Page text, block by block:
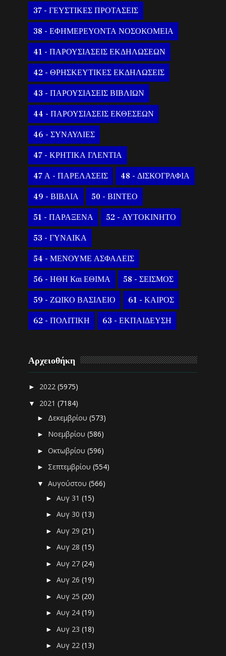
37 - ΓΕΥΣΤΙΚΕΣ ΠΡΟΤΑΣΕΙΣ
38 - ΕΦΗΜΕΡΕΥΟΝΤΑ ΝΟΣΟΚΟΜΕΙΑ
41 - ΠΑΡΟΥΣΙΑΣΕΙΣ ΕΚΔΗΛΩΣΕΩΝ
42 - ΘΡΗΣΚΕΥΤΙΚΕΣ ΕΚΔΗΛΩΣΕΙΣ
43 - ΠΑΡΟΥΣΙΑΣΕΙΣ ΒΙΒΛΙΩΝ
44 - ΠΑΡΟΥΣΙΑΣΕΙΣ ΕΚΘΕΣΕΩΝ
46 - ΣΥΝΑΥΛΙΕΣ
47 - ΚΡΗΤΙΚΑ ΓΛΕΝΤΙΑ
47 Α - ΠΑΡΕΛΑΣΕΙΣ 48 - ΔΙΣΚΟΓΡΑΦΙΑ
49 - ΒΙΒΛΙΑ 50 - ΒΙΝΤΕΟ
51 - ΠΑΡΑΞΕΝΑ 52 - ΑΥΤΟΚΙΝΗΤΟ
53 - ΓΥΝΑΙΚΑ
54 - ΜΕΝΟΥΜΕ ΑΣΦΑΛΕΙΣ
56 - ΗΘΗ Και ΕΘΙΜΑ 58 - ΣΕΙΣΜΟΣ
59 - ΖΩΙΚΟ ΒΑΣΙΛΕΙΟ 61 - ΚΑΙΡΟΣ
62 - ΠΟΛΙΤΙΚΗ 63 - ΕΚΠΑΙΔΕΥΣΗ
Αρχειοθήκη
► 2022(5975)
▼ 2021(7184)
► Δεκεμβρίου(573)
► Νοεμβρίου(586)
►Οκτωβρίου(596)
► Σεπτεμβρίου(554)
▼Αυγούστου(566)
►Αυγ 31(15)
►Αυγ 30(13)
►Αυγ 29(21)
►Αυγ 28(15)
►Αυγ 27(24)
►Αυγ 26(19)
►Αυγ 25(20)
►Αυγ 24(19)
►Αυγ 23(18)
►Αυγ 22(13)